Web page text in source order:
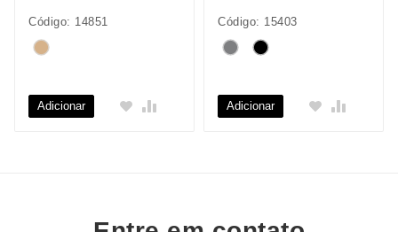
Código: 14851
Adicionar
Código: 15403
Adicionar